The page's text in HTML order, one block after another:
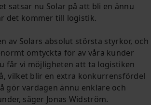
satsar nu Solar på att bli en ännu
det kommer till logistik.
av Solars absolut största styrkor, och
omtyckta för av våra kunder
får vi möjligheten att ta logistiken
vilket blir en extra konkurrensfördel
gör vardagen ännu enklare och
säger Jonas Widström.